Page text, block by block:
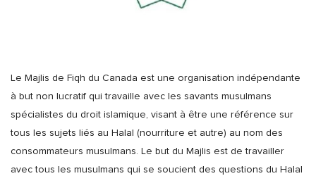
Le Majlis de Fiqh du Canada est une organisation indépendante
à but non lucratif qui travaille avec les savants musulmans
spécialistes du droit islamique, visant à être une référence sur
tous les sujets liés au Halal (nourriture et autre) au nom des
consommateurs musulmans. Le but du Majlis est de travailler
avec tous les musulmans qui se soucient des questions du Halal